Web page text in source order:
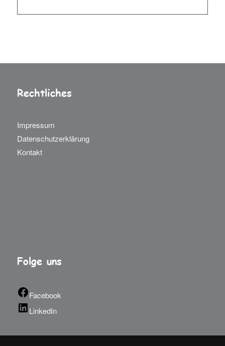
Rechtliches
Impressum
Datenschutzerklärung
Kontakt
Folge uns
Facebook
LinkedIn